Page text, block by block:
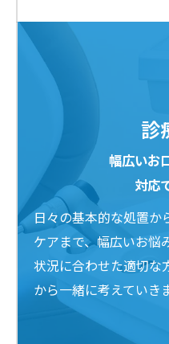
診
幅広いお
対応
日々の基本的な処置か
ケアまで、幅広いお悩
状況に合わせた適切な
から一緒に考えていき